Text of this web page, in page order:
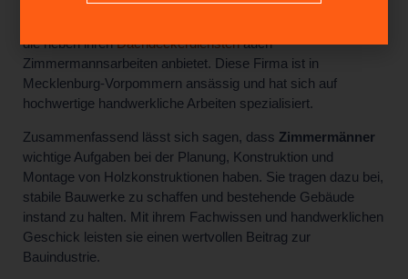
die neben ihrenDachdeckerdienstenauch
Zimmermannsarbeiten anbietet. Diese Firma ist in
Mecklenburg-Vorpommern ansässig und hat sich auf
hochwertige handwerkliche Arbeiten spezialisiert.
Zusammenfassend lässt sich sagen, dass Zimmermänner
wichtige Aufgaben bei der Planung, Konstruktion und
Montage von Holzkonstruktionen haben. Sie tragen dazu bei,
stabile Bauwerke zu schaffen und bestehende Gebäude
instand zu halten. Mit ihrem Fachwissen und handwerklichen
Geschick leisten sie einen wertvollen Beitrag zur
Bauindustrie.